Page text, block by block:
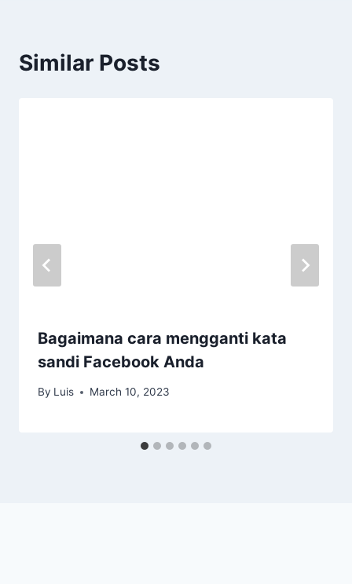
Similar Posts
Bagaimana cara mengganti kata
sandi Facebook Anda
By Luis March 10, 2023